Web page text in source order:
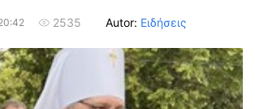
2535 Autor: Ειδήσεις